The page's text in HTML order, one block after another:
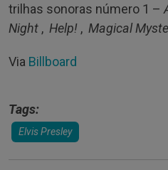
trilhas sonoras número 1 –
Night , Help! , Magical
Via Billboard
Tags:
Elvis Presley